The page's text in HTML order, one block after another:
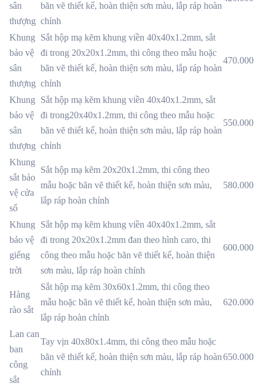
sân
thượng
bãn vẽ thiết kế, hoàn thiện sơn màu, lắp ráp hoàn
chỉnh
Khung
bảo vệ
sân
thượng
Sắt hộp mạ kẽm khung viền 40x40x1.2mm, sắt
đi trong 20x20x1.2mm, thi công theo mẫu hoặc
bãn vẽ thiết kế, hoàn thiện sơn màu, lắp ráp hoàn
chỉnh
470.000
Khung
bảo vệ
sân
thượng
Sắt hộp mạ kẽm khung viền 40x40x1.2mm, sắt
đi trong20x40x1.2mm, thi công theo mẫu hoặc
bãn vẽ thiết kế, hoàn thiện sơn màu, lắp ráp hoàn
chỉnh
550.000
Khung
sắt bảo
vệ cửa
sổ
Sắt hộp mạ kẽm 20x20x1.2mm, thi công theo
mẫu hoặc bãn vẽ thiết kế, hoàn thiện sơn màu,
lắp ráp hoàn chỉnh
580.000
Khung
bảo vệ
giếng
trời
Sắt hộp mạ kẽm khung viền 40x40x1.2mm, sắt
đi trong 20x20x1.2mm đan theo hình caro, thi
công theo mẫu hoặc bãn vẽ thiết kế, hoàn thiện
sơn màu, lắp ráp hoàn chỉnh
600.000
Hàng
rào sắt
Sắt hộp mạ kẽm 30x60x1.2mm, thi công theo
mẫu hoặc bãn vẽ thiết kế, hoàn thiện sơn màu,
lắp ráp hoàn chỉnh
620.000
Lan can
ban
công
sắt
Tay vịn 40x80x1.4mm, thi công theo mẫu hoặc
bãn vẽ thiết kế, hoàn thiện sơn màu, lắp ráp hoàn
chỉnh
650.000